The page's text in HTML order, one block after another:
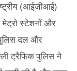
(आईजीआई)
स्टेशनों और
पुलिस दल और
ट्रैफिक पुलिस ने